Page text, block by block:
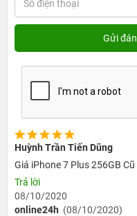
Huỳnh Trần Tiến Dũng
Giá iPhone 7 Plus 256GB
Trả lời
08/10/2020
online24h (08/10/2020)